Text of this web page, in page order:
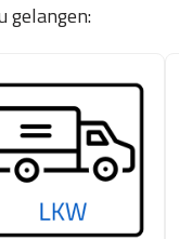
gelangen: